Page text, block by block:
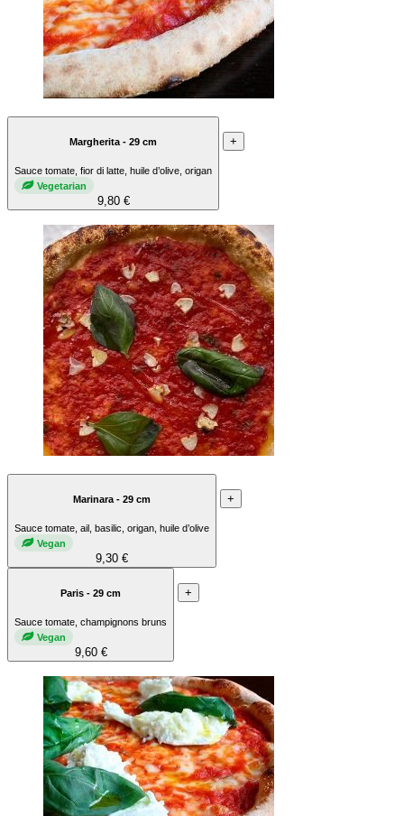
Margherita - 29 cm
Sauce tomate, fior di latte, huile d’olive, origan
Vegetarian
9,80 €
+
Marinara - 29 cm
Sauce tomate, ail, basilic, origan, huile d’olive
Vegan
9,30 €
+
Paris - 29 cm
Sauce tomate, champignons bruns
Vegan
9,60 €
+